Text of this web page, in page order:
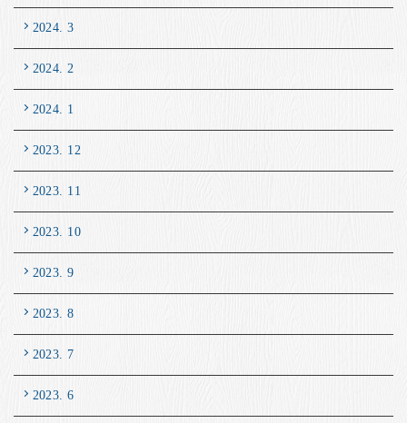
2024. 3
2024. 2
2024. 1
2023. 12
2023. 11
2023. 10
2023. 9
2023. 8
2023. 7
2023. 6